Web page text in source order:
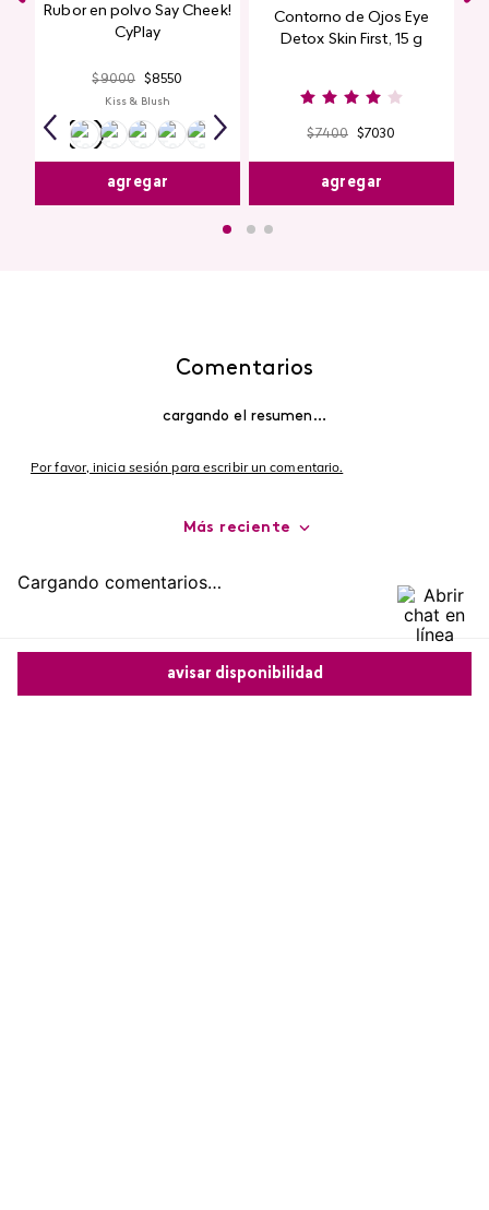
avisar disponibilidad
Rubor en polvo Say Cheek!
CyPlay
$9000 $8550
Kiss & Blush
agregar
Contorno de Ojos Eye
Detox Skin First, 15 g
$7400 $7030
agregar
Comentarios
cargando el resumen…
Por favor, inicia sesión para escribir un comentario.
Más reciente
Cargando comentarios…